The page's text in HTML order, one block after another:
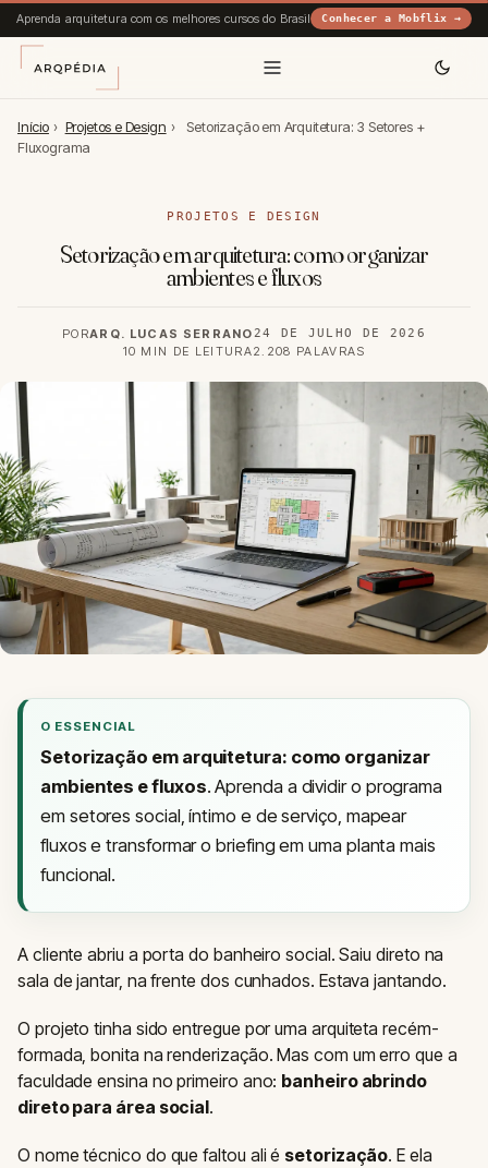
Aprenda arquitetura com os melhores cursos do Brasil Conhecer a Mobflix →
Início › Projetos e Design ›
Setorização em Arquitetura: 3 Setores +
Fluxograma
PROJETOS E DESIGN
Setorização em arquitetura: como organizar
ambientes e fluxos
PORARQ. LUCAS SERRANO24 DE JULHO DE 2026
10 MIN DE LEITURA2.208 PALAVRAS
O ESSENCIAL
Setorização em arquitetura: como organizar
ambientes e fluxos. Aprenda a dividir o programa
em setores social, íntimo e de serviço, mapear
fluxos e transformar o briefing em uma planta mais
funcional.
A cliente abriu a porta do banheiro social. Saiu direto na
sala de jantar, na frente dos cunhados. Estava jantando.
O projeto tinha sido entregue por uma arquiteta recém-
formada, bonita na renderização. Mas com um erro que a
faculdade ensina no primeiro ano: banheiro abrindo
direto para área social.
O nome técnico do que faltou ali é setorização. E ela